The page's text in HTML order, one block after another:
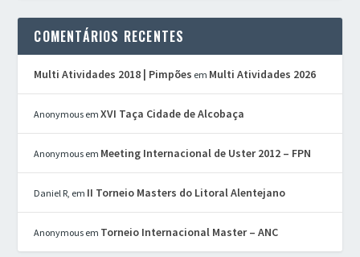
COMENTÁRIOS RECENTES
Multi Atividades 2018 | Pimpões em Multi Atividades 2026
Anonymous emXVI Taça Cidade de Alcobaça
Anonymous em Meeting Internacional de Uster 2012 – FPN
Daniel R, em II Torneio Masters do Litoral Alentejano
Anonymous em Torneio Internacional Master – ANC